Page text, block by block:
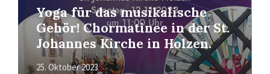
Yoga für das musikalische
Gehör! Chormatinee in der St.
Johannes Kirche in Holzen.
25. Oktober 2023